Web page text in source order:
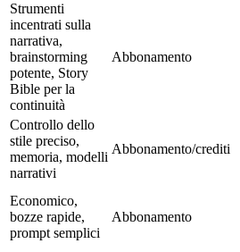
Strumenti
incentrati sulla
narrativa,
brainstorming
potente, Story
Bible per la
continuità
Abbonamento
Controllo dello
stile preciso,
memoria, modelli
narrativi
Abbonamento/crediti
Economico,
bozze rapide,
prompt semplici
Abbonamento